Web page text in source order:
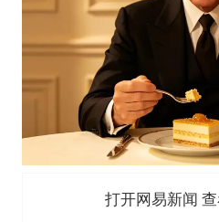
打开网易新闻